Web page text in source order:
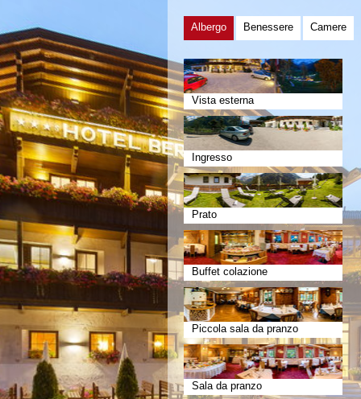
Albergo Benessere Camere
Vista esterna
Ingresso
Prato
Buffet colazione
Piccola sala da pranzo
Sala da pranzo